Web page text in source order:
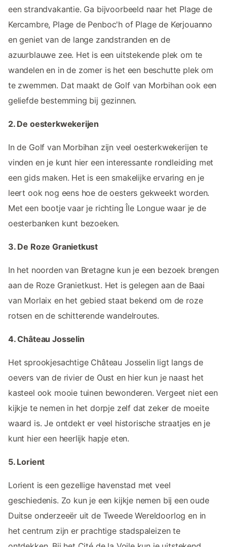
een strandvakantie. Ga bijvoorbeeld naar het Plage de
Kercambre, Plage de Penboc'h of Plage de Kerjouanno
en geniet van de lange zandstranden en de
azuurblauwe zee. Het is een uitstekende plek om te
wandelen en in de zomer is het een beschutte plek om
te zwemmen. Dat maakt de Golf van Morbihan ook een
geliefde bestemming bij gezinnen.
2. De oesterkwekerijen
In de Golf van Morbihan zijn veel oesterkwekerijen te
vinden en je kunt hier een interessante rondleiding met
een gids maken. Het is een smakelijke ervaring en je
leert ook nog eens hoe de oesters gekweekt worden.
Met een bootje vaar je richting Île Longue waar je de
oesterbanken kunt bezoeken.
3. De Roze Granietkust
In het noorden van Bretagne kun je een bezoek brengen
aan de Roze Granietkust. Het is gelegen aan de Baai
van Morlaix en het gebied staat bekend om de roze
rotsen en de schitterende wandelroutes.
4. Château Josselin
Het sprookjesachtige Château Josselin ligt langs de
oevers van de rivier de Oust en hier kun je naast het
kasteel ook mooie tuinen bewonderen. Vergeet niet een
kijkje te nemen in het dorpje zelf dat zeker de moeite
waard is. Je ontdekt er veel historische straatjes en je
kunt hier een heerlijk hapje eten.
5. Lorient
Lorient is een gezellige havenstad met veel
geschiedenis. Zo kun je een kijkje nemen bij een oude
Duitse onderzeeër uit de Tweede Wereldoorlog en in
het centrum zijn er prachtige stadspaleizen te